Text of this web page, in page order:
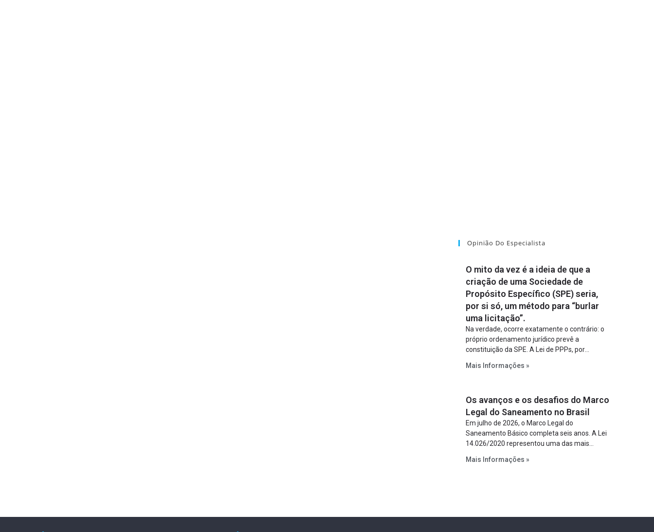
Opinião Do Especialista
O mito da vez é a ideia de que a
criação de uma Sociedade de
Propósito Específico (SPE) seria,
por si só, um método para “burlar
uma licitação”.
Na verdade, ocorre exatamente o contrário: o
próprio ordenamento jurídico prevê a
constituição da SPE. A Lei de PPPs, por
constitua uma SPE para implantar e gerir o
Lei de Concessões, a figura é facultativa e
sujeita a uma escolha racional de projeto a
projeto.
Mais Informações »
Os avanços e os desafios do Marco
Legal do Saneamento no Brasil
Em julho de 2026, o Marco Legal do
Saneamento Básico completa seis anos. A Lei
14.026/2020 representou uma das mais
estabelecer metas claras para a
mecanismos voltados à segurança jurídica dos
Mais Informações »